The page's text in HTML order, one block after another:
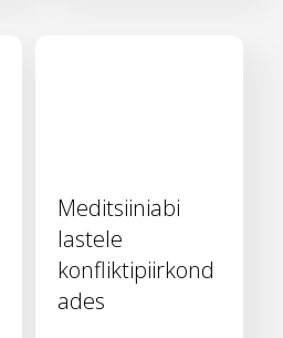
Meditsiiniabi
lastele
konfliktipiirkond
ades